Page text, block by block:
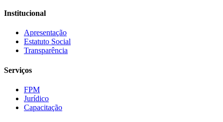
Institucional
Apresentação
Estatuto Social
Transparência
Serviços
FPM
Jurídico
Capacitação